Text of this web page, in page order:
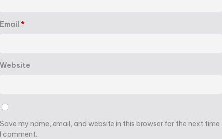
Email *
Website
Save my name, email, and website in this browser for the next time
I comment.